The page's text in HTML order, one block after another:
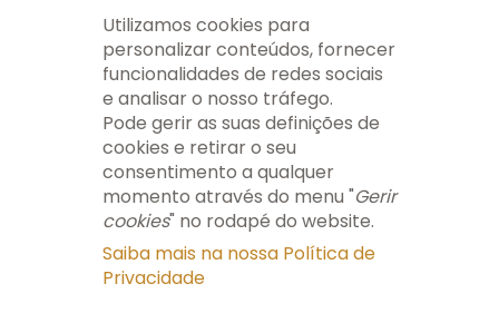
FICHA TÉCNICAUtilizamos cookies para
personalizar conteúdos, fornecer
funcionalidades de redes sociais
e analisar o nosso tráfego.
Pode gerir as suas definições de
cookies e retirar o seu
consentimento a qualquer
momento através do menu "Gerir
cookies" no rodapé do website.
Saiba mais na nossa Política de
Privacidade